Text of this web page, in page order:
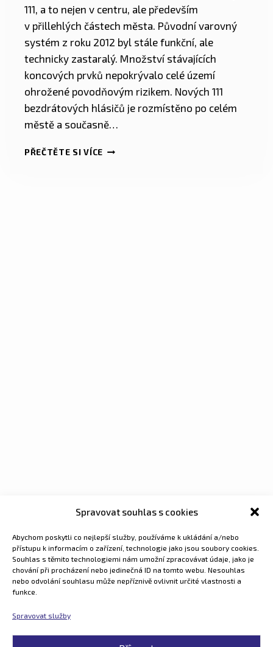
Spravovat souhlas s cookies
Abychom poskytli co nejlepší služby, používáme k ukládání a/nebo
přístupu k informacím o zařízení, technologie jako jsou soubory cookies.
Souhlas s těmito technologiemi nám umožní zpracovávat údaje, jako je
chování při procházení nebo jedinečná ID na tomto webu. Nesouhlas
nebo odvolání souhlasu může nepříznivě ovlivnit určité vlastnosti a
funkce.
Spravovat služby
111, a to nejen v centru, ale především
v přillehlých částech města. Původní varovný
systém z roku 2012 byl stále funkční, ale
technicky zastaralý. Množství stávajících
koncových prvků nepokrývalo celé území
ohrožené povodňovým rizikem. Nových 111
bezdrátových hlásičů je rozmístěno po celém
městě a současně…
PŘEČTĚTE SI VÍCE
Buštěhradská 109,